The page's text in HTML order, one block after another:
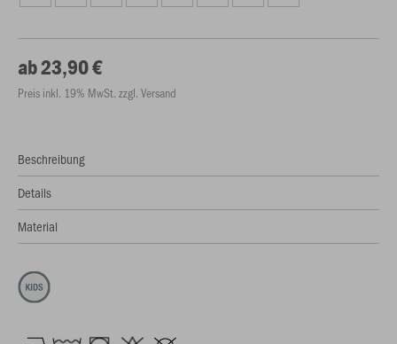
ab 23,90 €
Preis inkl. 19% MwSt. zzgl. Versand
Beschreibung
Details
Material